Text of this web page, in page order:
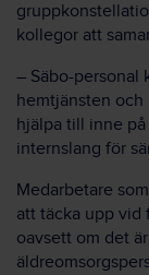
kollegor att
– Säbo-personal
hemtjänsten och
hjälpa till inne
internslang för
Medarbetare
att täcka upp vid
oavsett om det